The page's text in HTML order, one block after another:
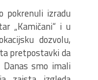
pokrenuli izradu
„Kamičani“ i u
dozvolu,
pretpostavki da
Danas smo imali